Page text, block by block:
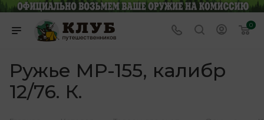
0
Ружье МР-155, калибр
12/76. К.